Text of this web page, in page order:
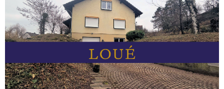
VOIR LE
BIEN